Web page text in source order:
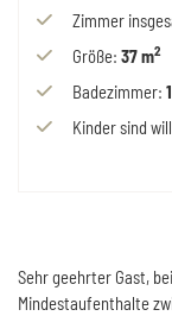
Zimmer
Größe: 37 m2
Badezimmer: 1
Kinder sind
Sehr geehrter Gast,
Mindestaufenthalte